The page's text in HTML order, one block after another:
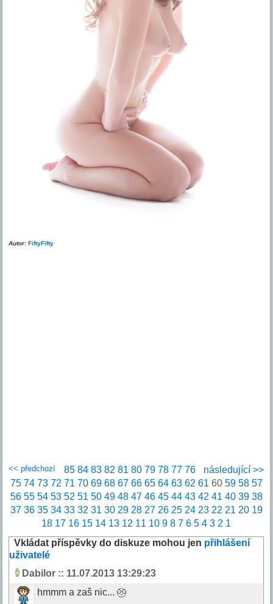
Autor:FiftyFifty
<< předchozí následující >>
85 84 83 82 81 80 79 78 77 76
75 74 73 72 71 70 69 68 67 66 65 64 63 62 61 60 59 58 57
56 55 54 53 52 51 50 49 48 47 46 45 44 43 42 41 40 39 38
37 36 35 34 33 32 31 30 29 28 27 26 25 24 23 22 21 20 19
18 17 16 15 14 13 12 11 10 9 8 7 6 5 4 3 2 1
Vkládat příspěvky do diskuze mohou jen přihlášení
uživatelé
Dabilor :: 11.07.2013 13:29:23
hmmm a zaš nic...